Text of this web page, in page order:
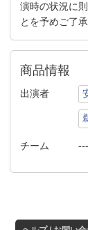
演時の状況に
とを予めご了
商品情報
出演者
チーム